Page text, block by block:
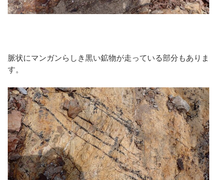
脈状にマンガンらしき黒い鉱物が走っている部分もありま
す。